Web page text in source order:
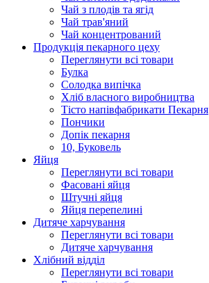
Чай з плодів та ягід
Чай трав'яний
Чай концентрований
Продукцiя пекарного цеху
Переглянути всі товари
Булка
Солодка випiчка
Хлiб власного виробництва
Тiсто напiвфабрикати Пекарня
Пончики
Допік пекарня
10, Буковель
Яйця
Переглянути всі товари
Фасовані яйця
Штучні яйця
Яйця перепелині
Дитяче харчування
Переглянути всі товари
Дитяче харчування
Хлібний відділ
Переглянути всі товари